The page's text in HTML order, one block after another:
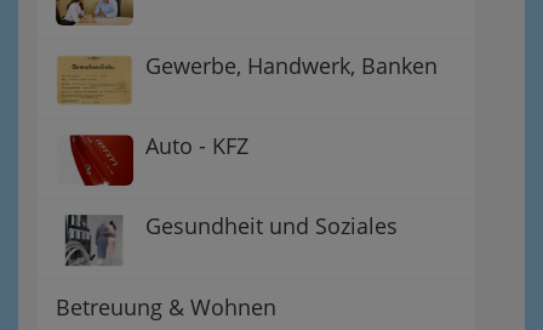
Gewerbe, Handwerk, Banken
Auto - KFZ
Gesundheit und Soziales
Betreuung & Wohnen